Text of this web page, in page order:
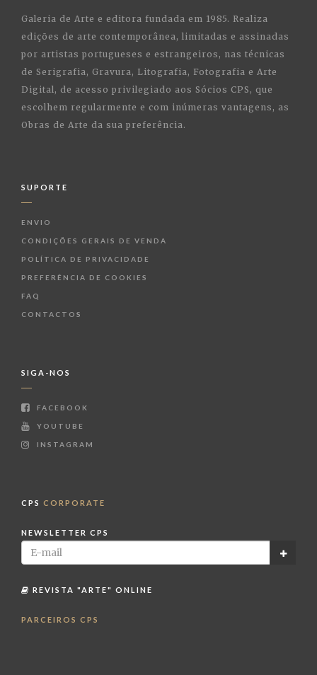
Galeria de Arte e editora fundada em 1985. Realiza
edições de arte contemporânea, limitadas e assinadas
por artistas portugueses e estrangeiros, nas técnicas
de Serigrafia, Gravura, Litografia, Fotografia e Arte
Digital, de acesso privilegiado aos Sócios CPS, que
escolhem regularmente e com inúmeras vantagens, as
Obras de Arte da sua preferência.
SUPORTE
ENVIO
CONDIÇÕES GERAIS DE VENDA
POLÍTICA DE PRIVACIDADE
PREFERÊNCIA DE COOKIES
FAQ
CONTACTOS
SIGA-NOS
FACEBOOK
YOUTUBE
INSTAGRAM
CPS CORPORATE
NEWSLETTER CPS
REVISTA "ARTE" ONLINE
PARCEIROS CPS